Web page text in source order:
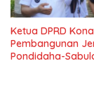
Ketua DPRD
Pembangunan
Pondidaha-